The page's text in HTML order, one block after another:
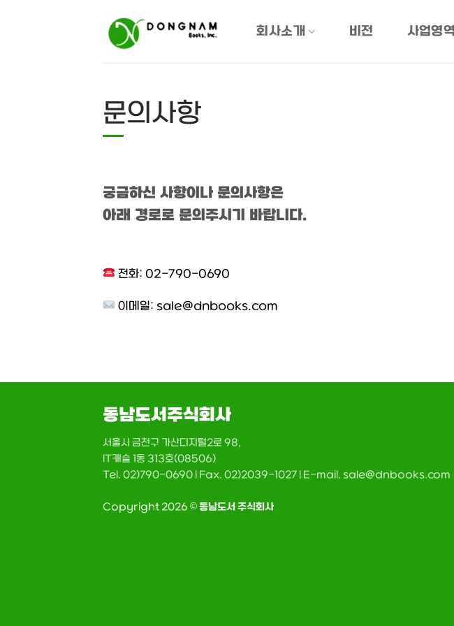
회사소개 비전 사업영역
문의사항
궁금하신 사항이나 문의사항은
아래 경로로 문의주시기 바랍니다.
전화: 02-790-0690
이메일: sale@dnbooks.com
동남도서주식회사
서울시 금천구 가산디지털2로 98,
IT캐슬 1동 313호(08506)
Tel. 02)790-0690 | Fax. 02)2039-1027 | E-mail. sale@dnbooks.com
Copyright 2026 ©동남도서 주식회사